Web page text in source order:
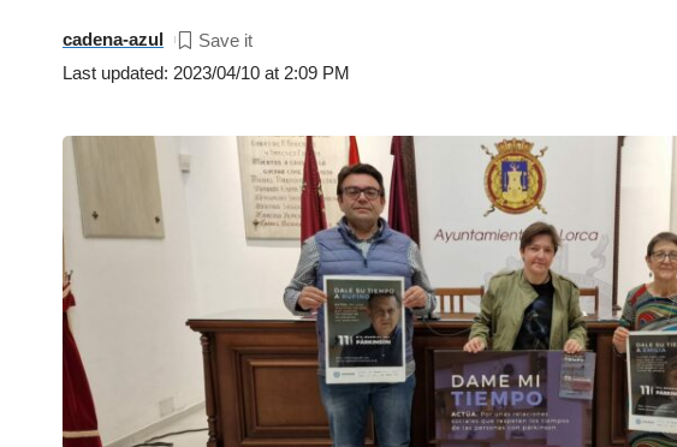
Last updated: 2023/04/10 at 2:09 PM
cadena-azul